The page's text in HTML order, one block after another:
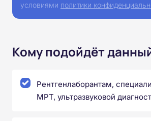
условиями политики
Кому подойдёт
Рентгенлаборантам,
МРТ, ультразвуковой